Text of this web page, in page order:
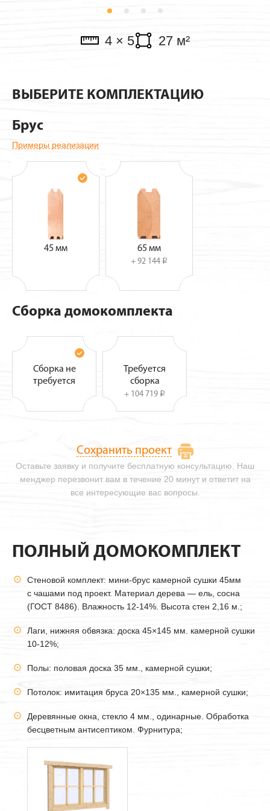
4 × 5 27 м²
ВЫБЕРИТЕ КОМПЛЕКТАЦИЮ
Брус
Примеры реализации
45 мм 65 мм
+ 92 144 i
Сборка домокомплекта
Сборка не
требуется
Требуется
сборка
+ 104 719 i
Оставьте заявку и получите бесплатную консультацию. Наш
менджер перезвонит вам в течение 20 минут и ответит на
все интересующие вас вопросы.
Сохранить проект
ПОЛНЫЙ ДОМОКОМПЛЕКТ
Стеновой комплект: мини-брус камерной сушки 45мм
с чашами под проект. Материал дерева — ель, сосна
(ГОСТ 8486). Влажность 12-14%. Высота стен 2,16 м.;
Лаги, нижняя обвязка: доска 45×145 мм. камерной сушки
10-12%;
Полы: половая доска 35 мм., камерной сушки;
Потолок: имитация бруса 20×135 мм., камерной сушки;
Деревянные окна, стекло 4 мм., одинарные. Обработка
бесцветным антисептиком. Фурнитура;